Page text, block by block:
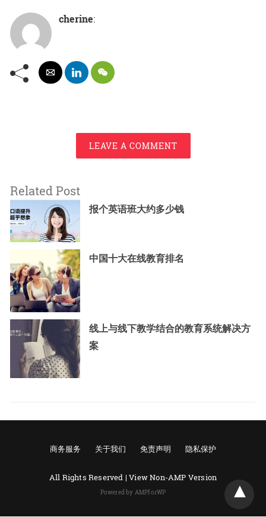
cherine:
LEAVE A COMMENT
Related Post
报个英语班大约多少钱
中国十大在线教育排名
线上与线下教学结合的教育系统解决方
案
商务服务 关于我们 免责声明 隐私保护
All Rights Reserved |View Non-AMP Version
Powered by AMPforWP